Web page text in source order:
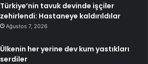
Türkiye’nin tavuk devinde işçiler
zehirlendi: Hastaneye kaldırıldılar
Ağustos 7, 2026
Ülkenin her yerine dev kum yastıkları
serdiler